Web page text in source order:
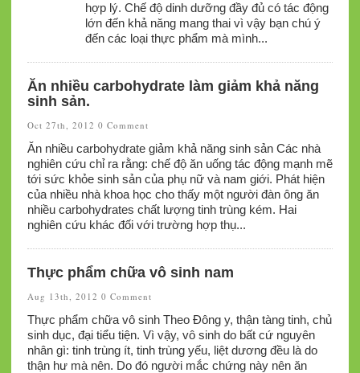
hợp lý. Chế độ dinh dưỡng đầy đủ có tác động
lớn đến khả năng mang thai vì vậy bạn chú ý
đến các loại thực phẩm mà mình...
Ăn nhiều carbohydrate làm giảm khả năng
sinh sản.
Oct 27th, 2012 0 Comment
Ăn nhiều carbohydrate giảm khả năng sinh sản Các nhà
nghiên cứu chỉ ra rằng: chế độ ăn uống tác động mạnh mẽ
tới sức khỏe sinh sản của phụ nữ và nam giới. Phát hiện
của nhiều nhà khoa học cho thấy một người đàn ông ăn
nhiều carbohydrates chất lượng tinh trùng kém. Hai
nghiên cứu khác đối với trường hợp thụ...
Thực phẩm chữa vô sinh nam
Aug 13th, 2012 0 Comment
Thực phẩm chữa vô sinh Theo Đông y, thận tàng tinh, chủ
sinh dục, đại tiểu tiện. Vì vậy, vô sinh do bất cứ nguyên
nhân gì: tinh trùng ít, tinh trùng yếu, liệt dương đều là do
thận hư mà nên. Do đó người mắc chứng này nên ăn